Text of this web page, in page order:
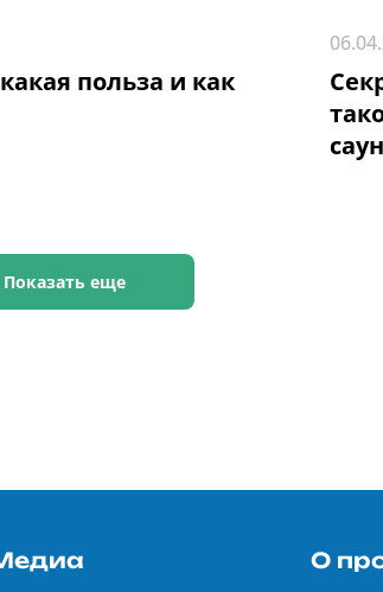
польза и как
Показать еще
О